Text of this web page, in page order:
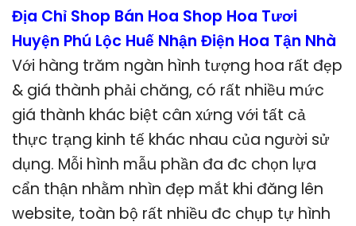
Địa Chỉ Shop Bán Hoa Shop Hoa Tươi
Huyện Phú Lộc Huế Nhận Điện Hoa Tận Nhà
Với hàng trăm ngàn hình tượng hoa rất đẹp
& giá thành phải chăng, có rất nhiều mức
giá thành khác biệt cân xứng với tất cả
thực trạng kinh tế khác nhau của người sử
dụng. Mỗi hình mẫu phần đa đc chọn lựa
cẩn thận nhằm nhìn đẹp mắt khi đăng lên
website, toàn bộ rất nhiều đc chụp tự hình